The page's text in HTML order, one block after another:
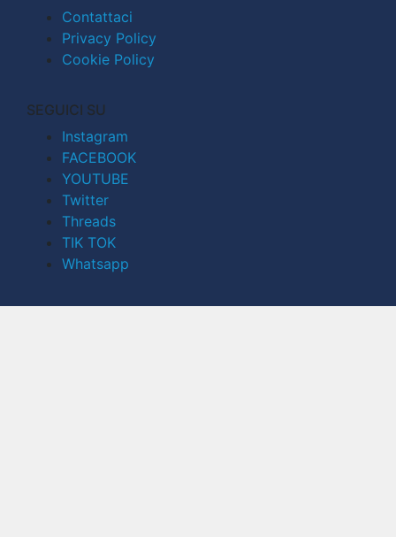
Contattaci
Privacy Policy
Cookie Policy
SEGUICI SU
Instagram
FACEBOOK
YOUTUBE
Twitter
Threads
TIK TOK
Whatsapp